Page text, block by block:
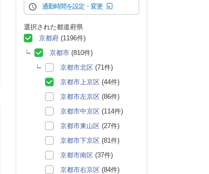
通勤時間を設定・変更
選択された都道府県
京都府 (1196件)
京都市 (810件)
京都市北区 (71件)
京都市上京区 (44件)
京都市左京区 (86件)
京都市中京区 (114件)
京都市東山区 (27件)
京都市下京区 (81件)
京都市南区 (37件)
京都市右京区 (84件)